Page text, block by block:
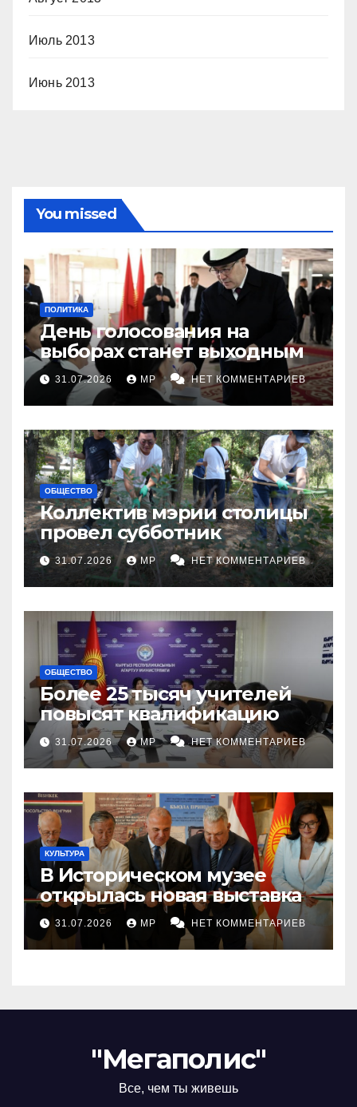
Июль 2013
Июнь 2013
You missed
ПОЛИТИКА
День голосования на
выборах станет выходным
31.07.2026 MP НЕТ КОММЕНТАРИЕВ
ОБЩЕСТВО
Коллектив мэрии столицы
провел субботник
31.07.2026 MP НЕТ КОММЕНТАРИЕВ
ОБЩЕСТВО
Более 25 тысяч учителей
повысят квалификацию
31.07.2026 MP НЕТ КОММЕНТАРИЕВ
КУЛЬТУРА
В Историческом музее
открылась новая выставка
31.07.2026 MP НЕТ КОММЕНТАРИЕВ
"Мегаполис"
Все, чем ты живешь